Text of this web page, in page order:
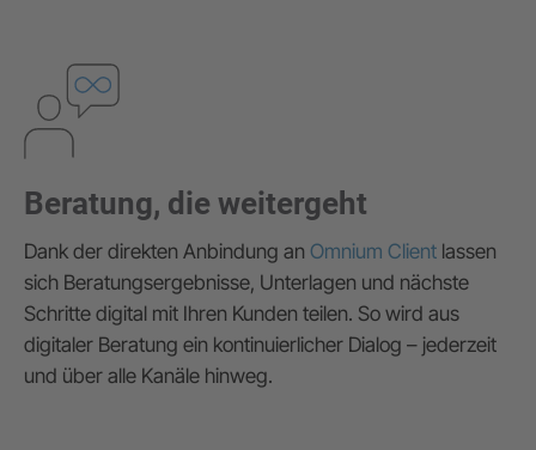
Beratung, die weitergeht
Dank der direkten Anbindung an Omnium Client lassen
sich Beratungsergebnisse, Unterlagen und nächste
Schritte digital mit Ihren Kunden teilen. So wird aus
digitaler Beratung ein kontinuierlicher Dialog – jederzeit
und über alle Kanäle hinweg.